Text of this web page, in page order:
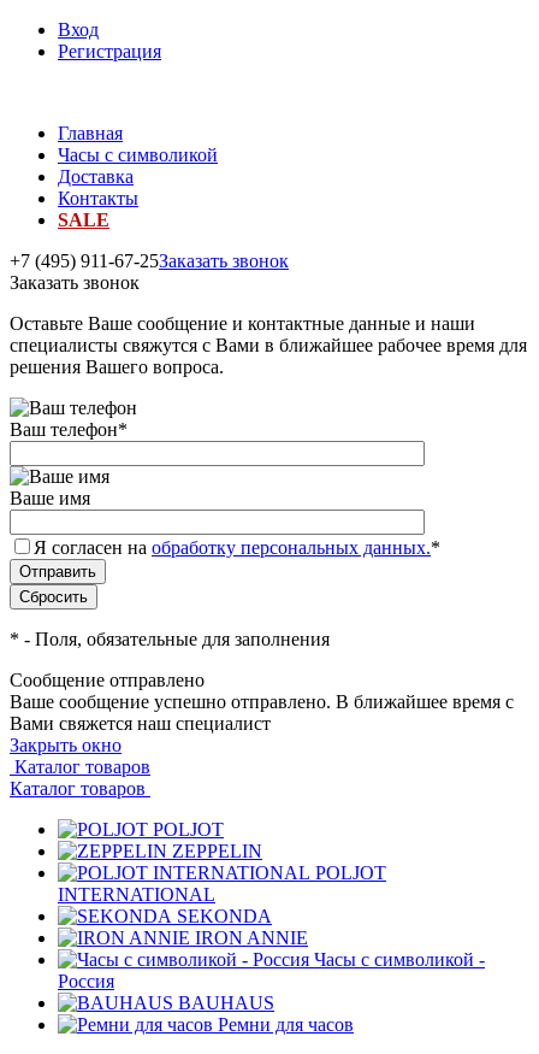
Вход
Регистрация
Главная
Часы с символикой
Доставка
Контакты
SALE
+7 (495) 911-67-25Заказать звонок
Заказать звонок
Оставьте Ваше сообщение и контактные данные и наши
специалисты свяжутся с Вами в ближайшее рабочее время для
решения Вашего вопроса.
Ваш телефон*
Ваше имя
Я согласен на обработку персональных данных.*
* - Поля, обязательные для заполнения
Сообщение отправлено
Ваше сообщение успешно отправлено. В ближайшее время с
Вами свяжется наш специалист
Закрыть окно
Каталог товаров
Каталог товаров
POLJOT
ZEPPELIN
POLJOT
INTERNATIONAL
SEKONDA
IRON ANNIE
Часы с символикой -
Россия
BAUHAUS
Ремни для часов